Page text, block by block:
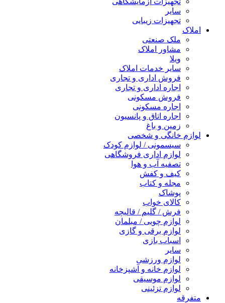
سایر
تجهیزات زیبایی
املاک
ملک صنعتی
مشاور املاک
ویلا
سایر خدمات املاک
فروش اداری و تجاری
اجاره اداری و تجاری
فروش مسکونی
اجاره مسکونی
اجاره اتاق و پانسیون
زمین و باغ
لوازم خانگی و شخصی
سیسمونی / لوازم کودک
لوازم اداری فروشگاهی
تصفیه آب و هوا
کیف و کفش
مجله و کتاب
پوشاک
کالای خواب
فرش / گلیم / قالیچه
لوازم چوبی / مبلمان
لوازم برقی و گازی
اسباب بازی
سایر
لوازم ورزشی
لوازم خانه و آشپزخانه
لوازم موسیقی
لوازم تزئینی
متفرقه